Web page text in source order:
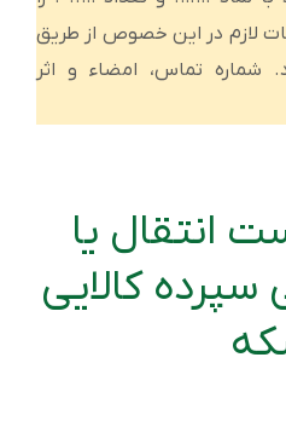
لازم در این خصوص از طریق
شماره تماس، امضاء و اثر
انتقال یا
کالایی